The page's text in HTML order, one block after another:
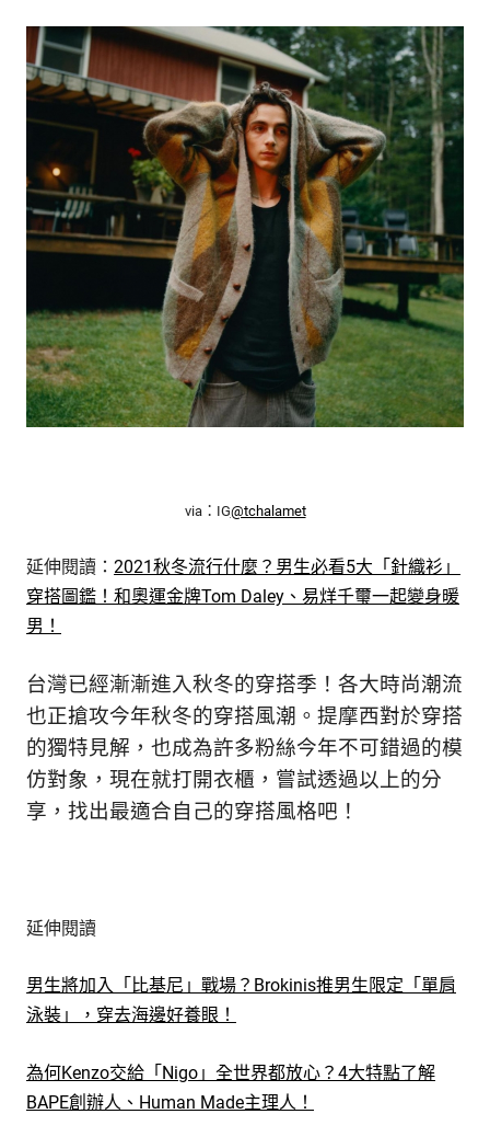
via：IG@tchalamet
延伸閱讀： 2021秋冬流行什麼？男生必看5大「針織衫」
穿搭圖鑑！和奧運金牌Tom Daley、易烊千璽一起變身暖
男！
台灣已經漸漸進入秋冬的穿搭季！各大時尚潮流
也正搶攻今年秋冬的穿搭風潮。提摩西對於穿搭
的獨特見解，也成為許多粉絲今年不可錯過的模
仿對象，現在就打開衣櫃，嘗試透過以上的分
享，找出最適合自己的穿搭風格吧！
延伸閱讀
男生將加入「比基尼」戰場？Brokinis推男生限定「單肩
泳裝」，穿去海邊好養眼！
為何Kenzo交給「Nigo」全世界都放心？4大特點了解
BAPE創辦人、Human Made主理人！